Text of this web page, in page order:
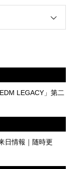
LEGACY」第二
日情報｜随時更